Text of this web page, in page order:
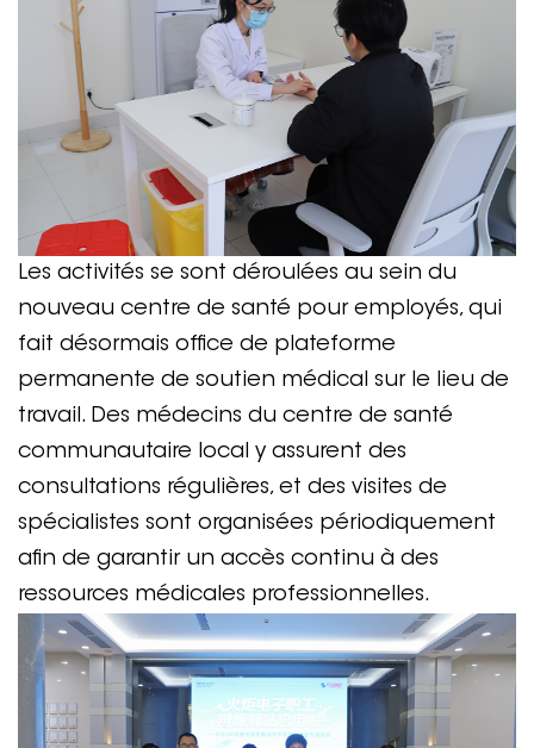
Les activités se sont déroulées au sein du
nouveau centre de santé pour employés, qui
fait désormais office de plateforme
permanente de soutien médical sur le lieu de
travail. Des médecins du centre de santé
communautaire local y assurent des
consultations régulières, et des visites de
spécialistes sont organisées périodiquement
afin de garantir un accès continu à des
ressources médicales professionnelles.